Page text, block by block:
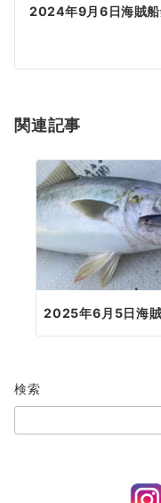
ゲ
シ
ン
2024年9月6日海賊船
関連記事
2025年6月5日海
検索